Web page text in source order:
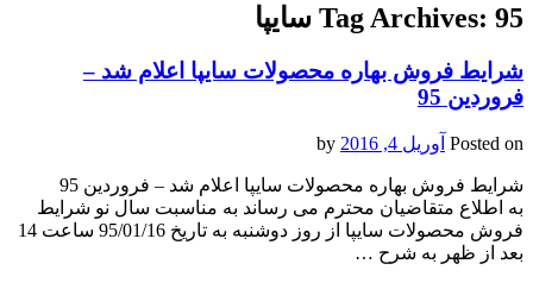
Tag Archives: 95 سایپا
شرایط فروش بهاره محصولات سایپا اعلام شد –
فروردین 95
Posted on آوریل 4, 2016
شرایط فروش بهاره محصولات سایپا اعلام شد – فروردین 95
به اطلاع متقاضیان محترم می رساند به مناسبت سال نو شرایط
فروش محصولات سایپا از روز دوشنبه به تاریخ 95/01/16 ساعت 14
بعد از ظهر به شرح …